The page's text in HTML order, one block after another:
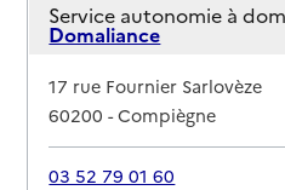
Service autonomie à
Domaliance
Adresse
17 rue Fournier Sarlovèze
60200-Compiègne
03 52 79 01 60